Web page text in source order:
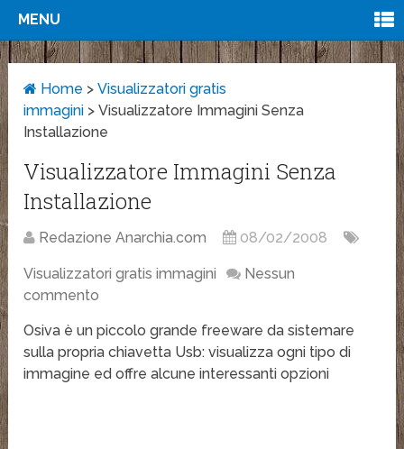
MENU
Home >Visualizzatori gratis
immagini >Visualizzatore Immagini Senza
Installazione
Visualizzatore Immagini Senza
Installazione
Redazione Anarchia.com 08/02/2008
Visualizzatori gratis immagini
Nessun
commento
Osiva è un piccolo grande freeware da sistemare
sulla propria chiavetta Usb: visualizza ogni tipo di
immagine ed offre alcune interessanti opzioni